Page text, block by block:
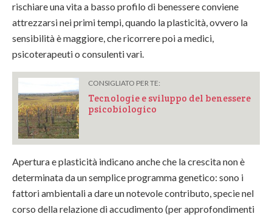
rischiare una vita a basso profilo di benessere conviene
attrezzarsi nei primi tempi, quando la plasticità, ovvero la
sensibilità è maggiore, che ricorrere poi a medici,
psicoterapeuti o consulenti vari.
CONSIGLIATO PER TE:
Tecnologie e sviluppo del benessere
psicobiologico
Apertura e plasticità indicano anche che la crescita non è
determinata da un semplice programma genetico: sono i
fattori ambientali a dare un notevole contributo, specie nel
corso della relazione di accudimento (per approfondimenti